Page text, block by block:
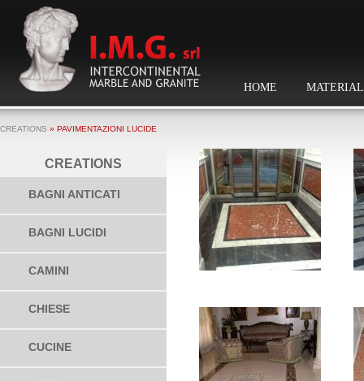
HOME
CREATIONS » PAVIMENTAZIONI LUCIDE
CREATIONS
BAGNI ANTICATI
BAGNI LUCIDI
CAMINI
CHIESE
CUCINE